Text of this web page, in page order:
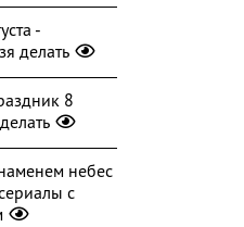
-
делать
8
небес
с